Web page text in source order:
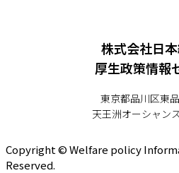
株式会社日
厚生政策情報
東京都品川区東
天王洲オーシャン
Copyright © Welfare policy
Reserved.